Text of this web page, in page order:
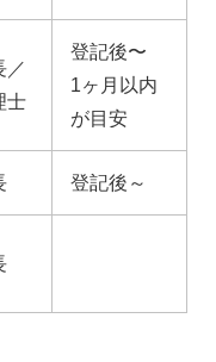
／
士
登記後〜
1ヶ月以内
が目安
登記後～